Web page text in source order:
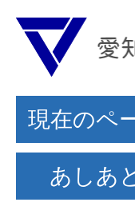
現在のペ
あしあ